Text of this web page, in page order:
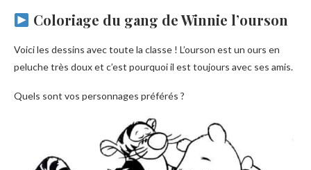
Coloriage du gang de Winnie l’ourson
Voici les dessins avec toute la classe ! L’ourson est un ours en
peluche très doux et c’est pourquoi il est toujours avec ses amis.
Quels sont vos personnages préférés ?